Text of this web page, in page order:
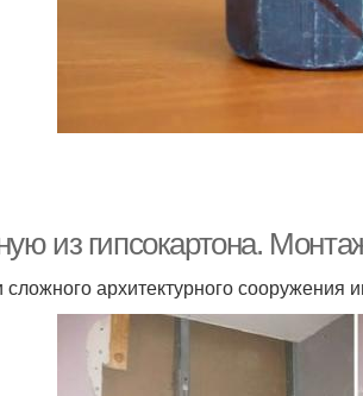
из гипсокартона.
архитектурного сооружения